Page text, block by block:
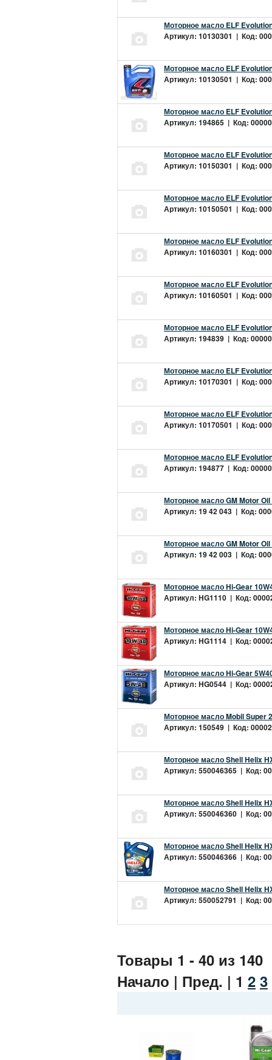
Моторное масло ELF
Артикул: 10130301 | Код:
Моторное масло ELF
Артикул: 10130501 | Код:
Моторное масло ELF
Артикул: 194865 | Код:
Моторное масло ELF
Артикул: 10150301 | Код:
Моторное масло ELF
Артикул: 10150501 | Код:
Моторное масло ELF
Артикул: 10160301 | Код:
Моторное масло ELF
Артикул: 10160501 | Код:
Моторное масло ELF
Артикул: 194839 | Код:
Моторное масло ELF
Артикул: 10170301 | Код:
Моторное масло ELF
Артикул: 10170501 | Код:
Моторное масло ELF
Артикул: 194877 | Код:
Моторное масло GM Motor Oil
Артикул: 19 42 043 | Код:
Моторное масло GM Motor
Артикул: 19 42 003 | Код:
Моторное масло Hi-Gear
Артикул: HG1110 | Код:
Моторное масло Hi-Gear
Артикул: HG1114 | Код:
Моторное масло Hi-Gear
Артикул: HG0544 | Код:
Моторное масло Mobil Super
Артикул: 150549 | Код:
Моторное масло Shell Helix
Артикул: 550046365 | Код:
Моторное масло Shell Helix
Артикул: 550046360 | Код:
Моторное масло Shell Helix
Артикул: 550046366 | Код:
Моторное масло Shell Helix
Артикул: 550052791 | Код:
Товары 1 - 40 из 140
Начало | Пред. | 1 2 3